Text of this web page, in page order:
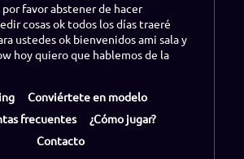
favor abstener de hacer
cosas ok todos los días traeré
ustedes ok bienvenidos ami sala y
hoy quiero que hablemos de la
Conviértete en modelo
frecuentes
¿Cómo jugar?
Contacto